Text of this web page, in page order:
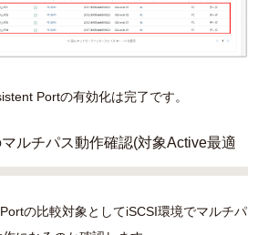
Portの有効化は完了です。
ルチパス動作確認(対象Active最適
の比較対象としてiSCSI環境でマルチパ